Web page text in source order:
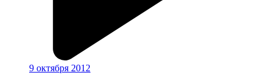
9 октября 2012